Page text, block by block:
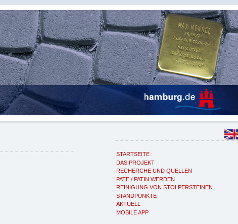
STARTSEITE
DAS PROJEKT
RECHERCHE UND QUELLEN
PATE / PATIN WERDEN
REINIGUNG VON STOLPERSTEINEN
STANDPUNKTE
AKTUELL
MOBILE APP